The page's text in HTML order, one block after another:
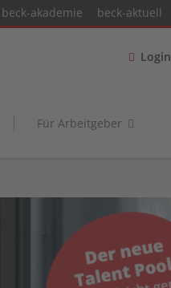
beck-akademie beck-aktuell
Login
Für Arbeitgeber